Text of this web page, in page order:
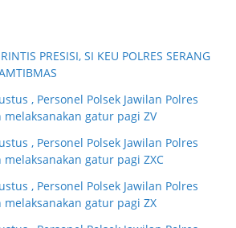
PRESISI, SI KEU POLRES SERANG
, Personel Polsek Jawilan Polres
melaksanakan gatur pagi ZV
, Personel Polsek Jawilan Polres
gatur pagi ZXC
, Personel Polsek Jawilan Polres
melaksanakan gatur pagi ZX